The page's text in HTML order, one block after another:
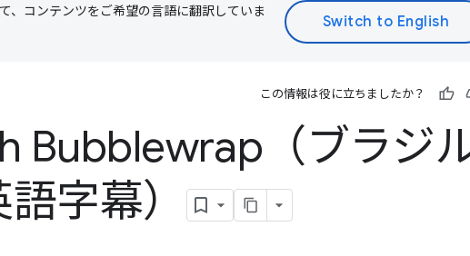
、コンテンツをご希望の言語に翻訳していま
この情報は役に立ちましたか？
Bubblewrap（ブラジ
字幕）